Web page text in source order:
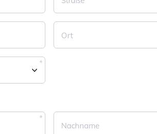
Ort
Pflichtfeld
Nachname